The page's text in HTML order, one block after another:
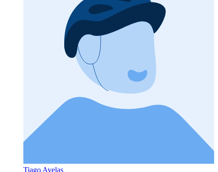
Tiago Avelas